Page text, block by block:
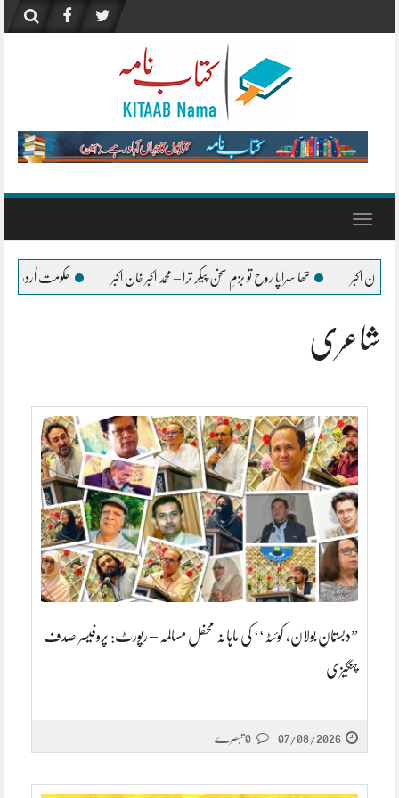
content
Toggle
روح تو بزمِ سخن پیکر ترا – محمد اکبر خان اکبر حکومت اُردو زبان کے فروغ کے لیے ہر
شاعری
”دبستانِ بولان، کوئٹہ‘‘ کی ماہانہ محفلِ مسالمہ – رپورٹ: پروفیسر صدف
چنگیزی
07/08/2026